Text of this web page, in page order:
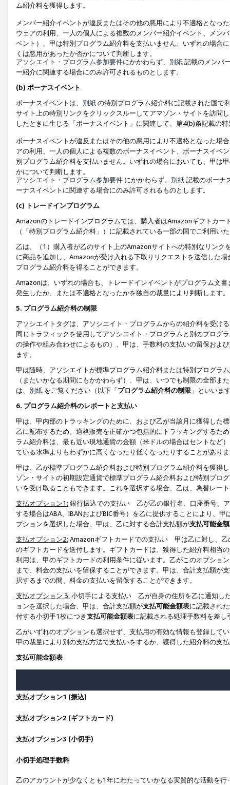
ム紹介料を獲得します。
メンバー紹介イベントが違反またはその他の悪用により不適格となっ
ウェアの利用、一人の個人による複数のメンバー紹介イベント、メン
ベント）、甲は特別プログラム紹介料を支払いません。いずれの場合
くは悪用があったか否かについて判断します。
アソシエイト・プログラム参加要件にかかわらず、 別紙記載のメンバ
ー紹介に関連する場合にのみ許可されるものとします。
(b) ボーナスイベント
ボーナスイベントは、 別紙の特別プログラム紹介料に記載された国で
サイト上の特別リンクをクリックスルーしてアマゾン・サイトを訪問
したときに生じる「ボーナスイベント」に関連して、第4(b)条記載の
ボーナスイベントが違反またはその他の悪用により不適格となった場
アの利用、一人の個人による複数のボーナスイベント、ボーナスイベ
別プログラム紹介料を支払いません。いずれの場合においても、甲は
かについて判断します。
アソシエイト・プログラム参加要件 にかかわらず、 別紙記載のボーナ
ーナスイベントに関連する場合にのみ許可されるものとします。
(c) トレードインプログラム
Amazonのトレードインプログラムでは、購入者はAmazonギフトカ
（「特別プログラム紹介料」）に記載されている一部の国でご利用い
乙は、（1）購入者が乙のサイト上のAmazonサイトへの特別なリン
に商品を追加し、Amazonが受け入れる下取りリクエストを送信した
プログラム紹介料を得ることができます。
Amazonは、いずれの場合も、トレードインイベントがプログラム文
発生したか、または不適格となったかを独自の裁量により判断します。
5. プログラム紹介料の制限
アソシエイトタグは、アソシエイト・プログラムからの紹介料を受け
同じトラフィックを使用してアソシエイト・プログラムと別のプログ
の操作や組み合わせによるもの）、甲は、手数料の支払いの留保およ
ます。
甲は随時、アソシエイトが標準プログラム紹介料または特別プログラ
（またいかなる期間にもかかわらず）、甲は、いつでも制限の全部
は、 別紙 をご覧ください（以下「プログラム紹介料の制限 」といいま
6. プログラム紹介料のレポートと支払い
甲は、甲内部のトラッキングのために、および乙が当該月に獲得した
乙に配布するため、適格販売を正確かつ包括的にトラッキングするた
ラム紹介料は、最も近い現地通貨の金額（米ドルの場合はセントなど
ている水準よりもわずかに高くなったり低くなったりすることがあり
甲は、乙が標準プログラム紹介料および特別プログラム紹介料を獲得
ゾン・サイトの初期設定通貨で標準プログラム紹介料および特別プロ
いを受け取ることもできます。これを選択する場合、乙は、為替レー
支払オプション1: 銀行振込での支払い 乙が乙の銀行名、口座番号、
する場合はABA、IBANおよびBIC番号）を乙に提供することにより、
プションを選択した場合、甲は、乙に対する合計支払額が支払可能金
支払オプション2: Amazonギフトカードでの支払い 甲は乙に対し、乙
のギフトカードを送付します。ギフトカードは、獲得した紹介料相当
利用は、甲のギフトカードの利用条件に従います。乙がこのオプショ
まで、料金の支払いを留保することができます。甲は、合計支払額が
択するまでの間、料金の支払いを留保することができます。
支払オプション 3: 小切手による支払い 乙が自身の住所を乙に通知し
ョンを選択した場合、甲は、合計支払額が支払可能金額表に記載され
付する小切手1枚につき支払可能金額表に記載される処理手数料を差し
乙がいずれのオプションも選択せず、支払用の有効な情報も登録して
甲の裁量により別の支払方法で支払いをするか、獲得した紹介料の支
支払可能金額表
支払オプション1 (振込)
支払オプション2 (ギフトカード)
支払オプション3 (小切手)
小切手処理手数料
乙のアカウントが少なくとも1年にわたっていかなる実質的な活動を